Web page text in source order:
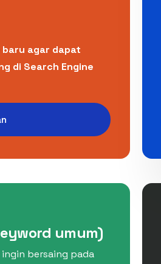
agar dapat
di Search Engine
umum)
bersaing pada